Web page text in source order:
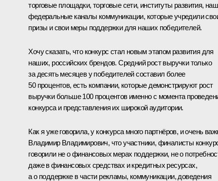
торговые площадки, торговые сети, институты развития,
федеральные каналы коммуникации, которые учредили
призы и свои меры поддержки для наших победителей.
Хочу сказать, что конкурс стал новым этапом развития для
наших, российских брендов. Средний рост выручки только
за десять месяцев у победителей составил более
50 процентов, есть компании, которые демонстрируют рост
выручки больше 100 процентов именно с момента
конкурса и представления их широкой аудитории.
Как я уже говорила, у конкурса много партнёров, и очень
Владимир Владимирович, что участники, финалисты
говорили не о финансовых мерах поддержки, не о
даже в финансовых средствах и кредитных ресурсах,
а о поддержке в части рекламы, коммуникации, доведения